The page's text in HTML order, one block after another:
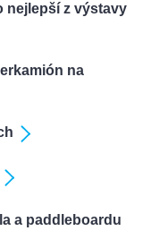
nejlepší z výstavy
na
a paddleboardu